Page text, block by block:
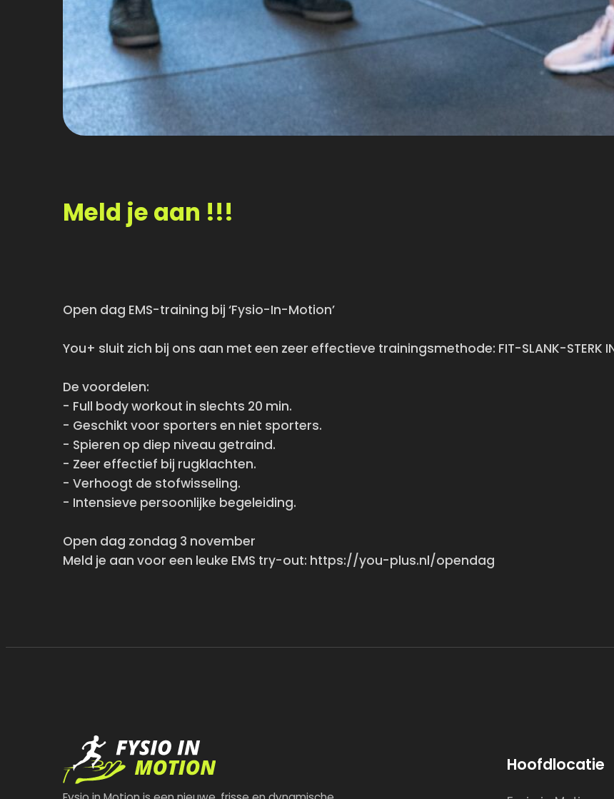
Meld je aan !!!
Open dag EMS-training bij ‘Fysio-In-Motion’
You+ sluit zich bij ons aan met een zeer effectieve trainingsmethode: FIT-SLANK-STERK
De voordelen:
- Full body workout in slechts 20 min.
- Geschikt voor sporters en niet sporters.
- Spieren op diep niveau getraind.
- Zeer effectief bij rugklachten.
- Verhoogt de stofwisseling.
- Intensieve persoonlijke begeleiding.
Open dag zondag 3 november
Meld je aan voor een leuke EMS try-out: https://you-plus.nl/opendag
Hoofdlocatie